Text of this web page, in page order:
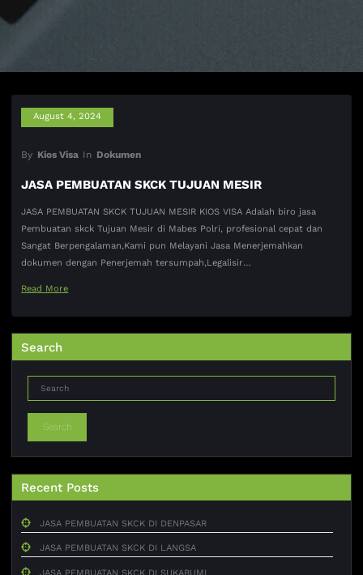
August 4, 2024
By Kios Visa In Dokumen
JASA PEMBUATAN SKCK TUJUAN MESIR
JASA PEMBUATAN SKCK TUJUAN MESIR KIOS VISA Adalah biro jasa
Pembuatan skck Tujuan Mesir di Mabes Polri, profesional cepat dan
Sangat Berpengalaman,Kami pun Melayani Jasa Menerjemahkan
dokumen dengan Penerjemah tersumpah,Legalisir…
Read More
Search
Search
Recent Posts
JASA PEMBUATAN SKCK DI DENPASAR
JASA PEMBUATAN SKCK DI LANGSA